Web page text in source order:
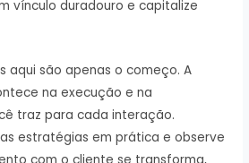
vínculo duradouro e capitalize
aqui são apenas o começo. A
na execução e na
traz para cada interação.
estratégias em prática e observe